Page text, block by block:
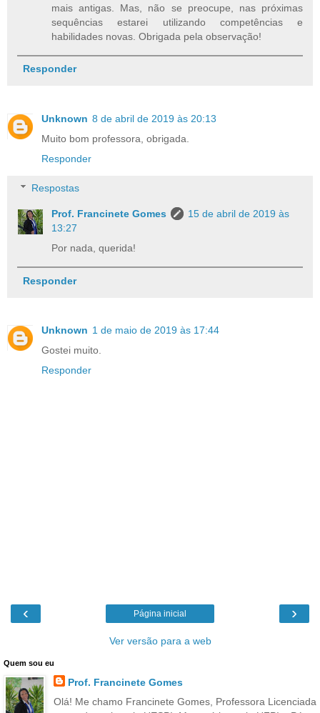
mais antigas. Mas, não se preocupe, nas próximas
sequências estarei utilizando competências e
habilidades novas. Obrigada pela observação!
Responder
Unknown 8 de abril de 2019 às 20:13
Muito bom professora, obrigada.
Responder
Respostas
Prof. Francinete Gomes
15 de abril de 2019 às
13:27
Por nada, querida!
Responder
Unknown 1 de maio de 2019 às 17:44
Gostei muito.
Responder
‹ ›
Página inicial
Ver versão para a web
Quem sou eu
Prof. Francinete Gomes
Olá! Me chamo Francinete Gomes, Professora Licenciada